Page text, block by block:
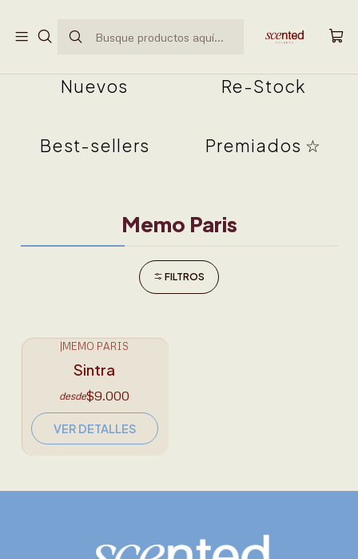
Nuevos Re-Stock
Best-sellers Premiados ☆
Memo Paris
FILTROS
|MEMO PARIS
Sintra
desde$9.000
VER DETALLES